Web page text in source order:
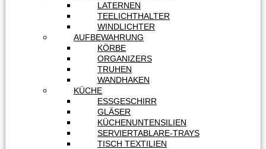
LATERNEN
TEELICHTHALTER
WINDLICHTER
AUFBEWAHRUNG
KÖRBE
ORGANIZERS
TRUHEN
WANDHAKEN
KÜCHE
ESSGESCHIRR
GLÄSER
KÜCHENUNTENSILIEN
SERVIERTABLARE-TRAYS
TISCH TEXTILIEN